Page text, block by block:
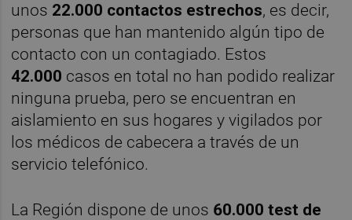
unos 22.000 contactos estrechos, es decir,
personas que han mantenido algún tipo de
contacto con un contagiado. Estos
42.000 casos en total no han podido realizar
ninguna prueba, pero se encuentran en
aislamiento en sus hogares y vigilados por
los médicos de cabecera a través de un
servicio telefónico.
La Región dispone de unos 60.000 test de